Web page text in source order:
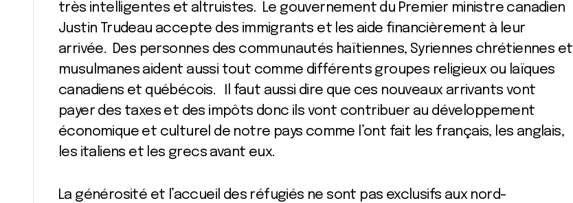
très intelligentes et altruistes. Le gouvernement du Premier ministre canadien
Justin Trudeau accepte des immigrants et les aide financièrement à leur
arrivée. Des personnes des communautés haïtiennes, Syriennes chrétiennes et
musulmanes aident aussi tout comme différents groupes religieux ou laïques
canadiens et québécois. Il faut aussi dire que ces nouveaux arrivants vont
payer des taxes et des impôts donc ils vont contribuer au développement
économique et culturel de notre pays comme l’ont fait les français, les anglais,
les italiens et les grecs avant eux.
La générosité et l’accueil des réfugiés ne sont pas exclusifs aux nord-